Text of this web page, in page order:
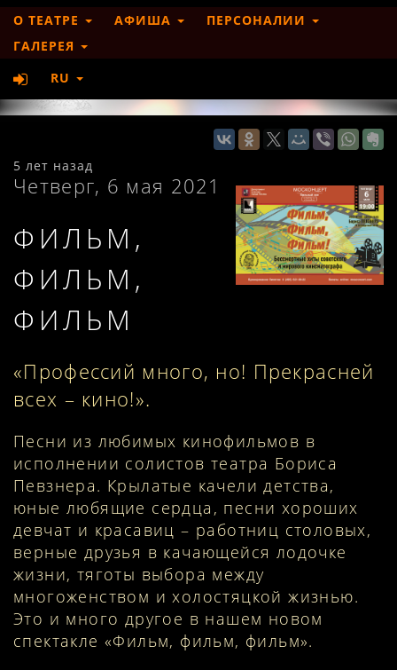
О ТЕАТРЕ АФИША
ПЕРСОНАЛИИ
ГАЛЕРЕЯ
RU
5 лет назад
Четверг, 6 мая 2021
ФИЛЬМ,
ФИЛЬМ,
ФИЛЬМ
«Профессий много, но! Прекрасней
всех – кино!».
Песни из любимых кинофильмов в
исполнении солистов театра Бориса
Певзнера. Крылатые качели детства,
юные любящие сердца, песни хороших
девчат и красавиц – работниц столовых,
верные друзья в качающейся лодочке
жизни, тяготы выбора между
многоженством и холостяцкой жизнью.
Это и много другое в нашем новом
спектакле «Фильм, фильм, фильм».